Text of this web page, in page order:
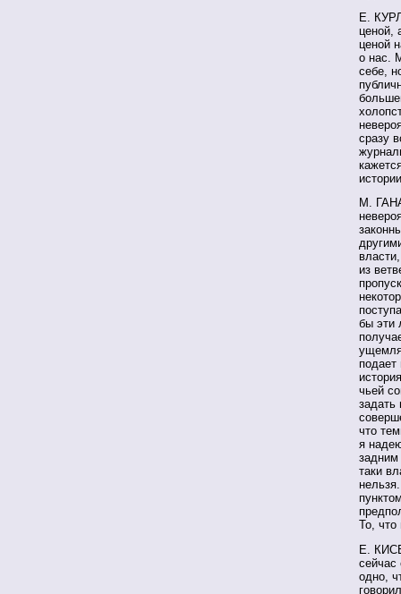
Е.
ценой,
ценой
о нас.
себе,
сразу
М.
из
бы эти
подает
чьей
задать
что
я
задним
таки
То, что
Е.
сейчас
одно,